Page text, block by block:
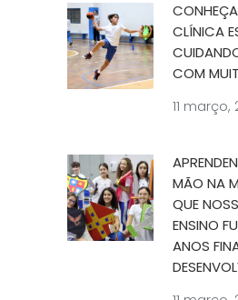
CLÍNICA
COM
11 março,
MÃO NA
QUE
ENSINO
ANOS